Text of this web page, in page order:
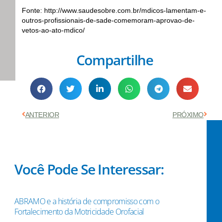
Fonte: http://www.saudesobre.com.br/mdicos-lamentam-e-
outros-profissionais-de-sade-comemoram-aprovao-de-
vetos-ao-ato-mdico/
Compartilhe
Anterior
ANTERIOR PRÓXIMO
Você Pode Se Interessar:
ABRAMO e a história de compromisso com o
Fortalecimento da Motricidade Orofacial